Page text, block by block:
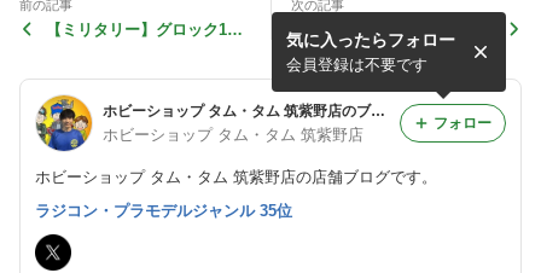
前の記事
【ミリタリー】グロック17
次の記事
【ミリタリー】KJワーク
ス・HWS等の入荷案内♪
ホビーショップ タム・タム 筑紫野店のブログ
ホビーショップ タム・タム 筑紫野店
ホビーショップ タム・タム 筑紫野店の店舗ブログです。
気に入ったらフォロー
会員登録は不要です
フォロー
ラジコン・プラモデルジャンル 35位